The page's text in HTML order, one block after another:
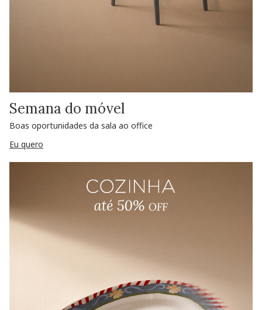
Semana do móvel
Boas oportunidades da sala ao office
Eu quero